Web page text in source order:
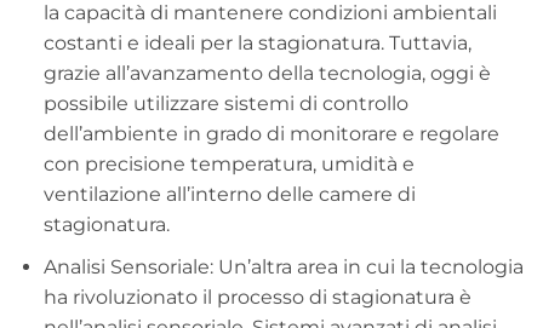
la capacità di mantenere condizioni ambientali
costanti e ideali per la stagionatura. Tuttavia,
grazie all’avanzamento della tecnologia, oggi è
possibile utilizzare sistemi di controllo
dell’ambiente in grado di monitorare e regolare
con precisione temperatura, umidità e
ventilazione all’interno delle camere di
stagionatura.
Analisi Sensoriale: Un’altra area in cui la tecnologia
ha rivoluzionato il processo di stagionatura è